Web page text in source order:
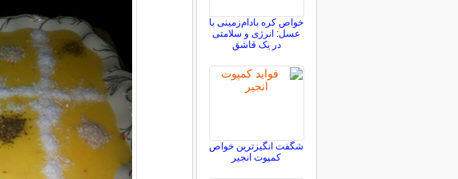
خواص کره بادام‌زمینی با
عسل: انرژی و سلامتی
در یک قاشق
شگفت انگیزترین خواص
کمپوت انجیر